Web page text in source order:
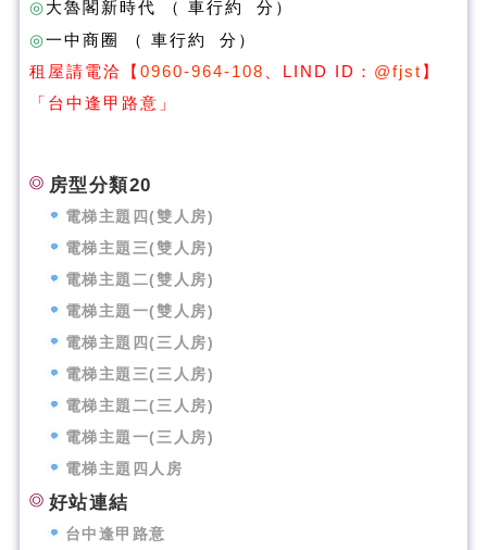
◎大魯閣新時代 （ 車行約 分）
◎一中商圈 （ 車行約 分）
租屋請電洽【 0960-964-108 、LIND ID： @fjst 】
「台中逢甲路意 」
房型分類20
電梯主題四(雙人房)
電梯主題三(雙人房)
電梯主題二(雙人房)
電梯主題一(雙人房)
電梯主題四(三人房)
電梯主題三(三人房)
電梯主題二(三人房)
電梯主題一(三人房)
電梯主題四人房
好站連結
台中逢甲路意